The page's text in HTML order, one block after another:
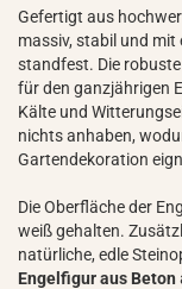
Gefertigt aus
massiv, stabil und mit
standfest. Die
für den ganzjährigen
Kälte und
nichts anhaben,
Gartendekoration
Die Oberfläche der
weiß gehalten.
natürliche, edle
Engelfigur aus Beton